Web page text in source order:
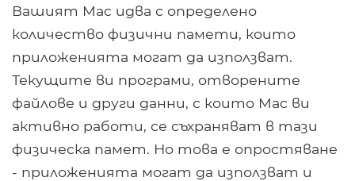
Вашият Mac идва с определено
количество физични памети, които
приложенията могат да използват.
Текущите ви програми, отворените
файлове и други данни, с които Mac ви
активно работи, се съхраняват в тази
физическа памет. Но това е опростяване
- приложенията могат да използват и